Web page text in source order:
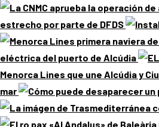
estrecho por parte de DFDS
eléctrica del puerto de Alcúdia
Menorca Lines que une Alcúdia y
mar